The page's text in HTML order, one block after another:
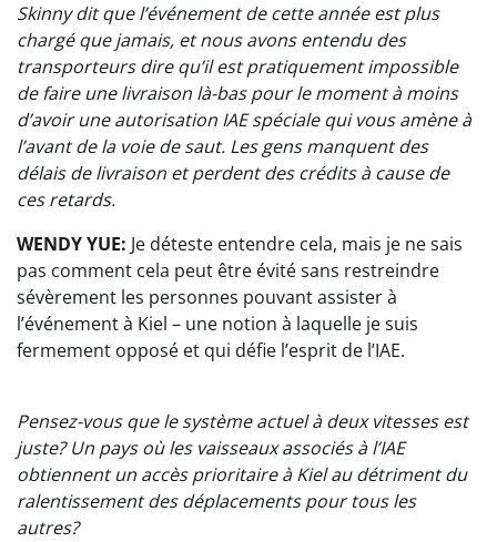
Skinny dit que l’événement de cette année est plus
chargé que jamais, et nous avons entendu des
transporteurs dire qu’il est pratiquement impossible
de faire une livraison là-bas pour le moment à moins
d’avoir une autorisation IAE spéciale qui vous amène à
l’avant de la voie de saut. Les gens manquent des
délais de livraison et perdent des crédits à cause de
ces retards.
WENDY YUE: Je déteste entendre cela, mais je ne sais
pas comment cela peut être évité sans restreindre
sévèrement les personnes pouvant assister à
l’événement à Kiel – une notion à laquelle je suis
fermement opposé et qui défie l’esprit de l’IAE.
Pensez-vous que le système actuel à deux vitesses est
juste? Un pays où les vaisseaux associés à l’IAE
obtiennent un accès prioritaire à Kiel au détriment du
ralentissement des déplacements pour tous les
autres?